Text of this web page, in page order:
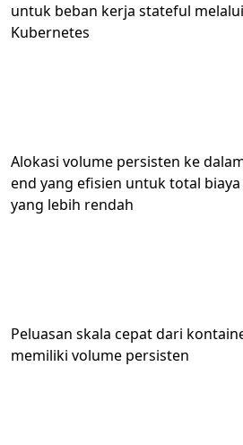
untuk beban kerja stateful
Kubernetes
Alokasi volume persisten ke
end yang efisien untuk total biaya
yang lebih rendah
Peluasan skala cepat dari
memiliki volume persisten